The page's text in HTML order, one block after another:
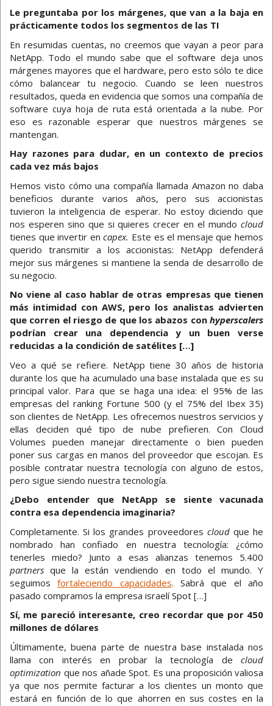
Le preguntaba por los márgenes, que van a la baja en
prácticamente todos los segmentos de las TI
En resumidas cuentas, no creemos que vayan a peor para
NetApp. Todo el mundo sabe que el software deja unos
márgenes mayores que el hardware, pero esto sólo te dice
cómo balancear tu negocio. Cuando se leen nuestros
resultados, queda en evidencia que somos una compañía de
software cuya hoja de ruta está orientada a la nube. Por
eso es razonable esperar que nuestros márgenes se
mantengan.
Hay razones para dudar, en un contexto de precios
cada vez más bajos
Hemos visto cómo una compañía llamada Amazon no daba
beneficios durante varios años, pero sus accionistas
tuvieron la inteligencia de esperar. No estoy diciendo que
nos esperen sino que si quieres crecer en el mundo cloud
tienes que invertir encapex. Este es el mensaje que hemos
querido transmitir a los accionistas: NetApp defenderá
mejor sus márgenes si mantiene la senda de desarrollo de
su negocio.
No viene al caso hablar de otras empresas que tienen
más intimidad con AWS, pero los analistas advierten
que corren el riesgo de que los abazos con hyperscalers
podrían crear una dependencia y un buen verse
reducidas a la condición de satélites […]
Veo a qué se refiere. NetApp tiene 30 años de historia
durante los que ha acumulado una base instalada que es su
principal valor. Para que se haga una idea: el 95% de las
empresas del ranking Fortune 500 (y el 75% del Ibex 35)
son clientes de NetApp. Les ofrecemos nuestros servicios y
ellas deciden qué tipo de nube prefieren. Con Cloud
Volumes pueden manejar directamente o bien pueden
poner sus cargas en manos del proveedor que escojan. Es
posible contratar nuestra tecnología con alguno de estos,
pero sigue siendo nuestra tecnología.
¿Debo entender que NetApp se siente vacunada
contra esa dependencia imaginaria?
Completamente. Si los grandes proveedores cloudque he
nombrado han confiado en nuestra tecnología: ¿cómo
tenerles miedo? Junto a esas alianzas tenemos 5.400
partners que la están vendiendo en todo el mundo. Y
seguimosfortaleciendo capacidades. Sabrá que el año
pasado compramos la empresa israelí Spot […]
Sí, me pareció interesante, creo recordar que por 450
millones de dólares
Últimamente, buena parte de nuestra base instalada nos
llama con interés en probar la tecnología de cloud
optimization que nos añade Spot. Es una proposición valiosa
ya que nos permite facturar a los clientes un monto que
estará en función de lo que ahorren en sus costes en la